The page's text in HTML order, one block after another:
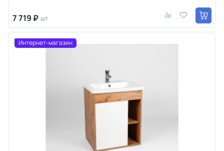
7 719 ₽ шт
Интернет-магазин